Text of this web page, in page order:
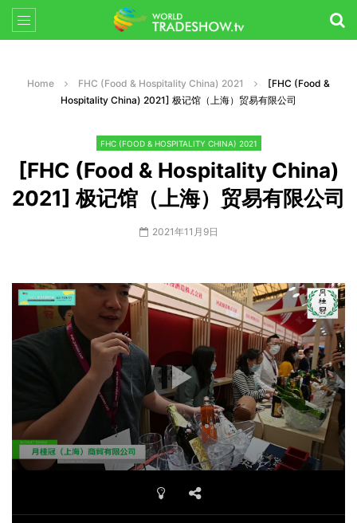
Home FHC (Food & Hospitality China) 2021
[FHC (Food &
Hospitality China) 2021] 极记馆（上海）贸易有限公司
FHC (FOOD & HOSPITALITY CHINA) 2021
[FHC (Food & Hospitality China)
2021] 极记馆（上海）贸易有限公司
2021年11月9日